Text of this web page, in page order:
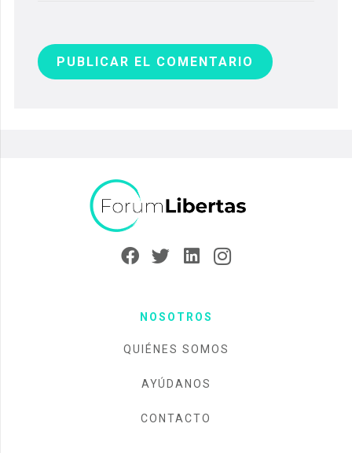
PUBLICAR EL COMENTARIO
NOSOTROS
QUIÉNES SOMOS
AYÚDANOS
CONTACTO